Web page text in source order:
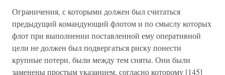
Ограничения, с которыми должен был считаться
предыдущий командующий флотом и по смыслу которых
флот при выполнении поставленной ему оперативной
цели не должен был подвергаться риску понести
крупные потери, были между тем сняты. Они были
заменены простым указанием, согласно которому [145]